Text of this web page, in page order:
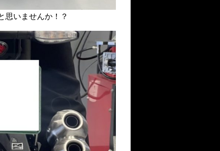
思いませんか！？